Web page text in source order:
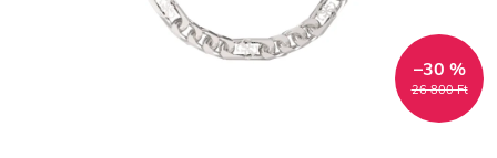
26 800 Ft
–30 %